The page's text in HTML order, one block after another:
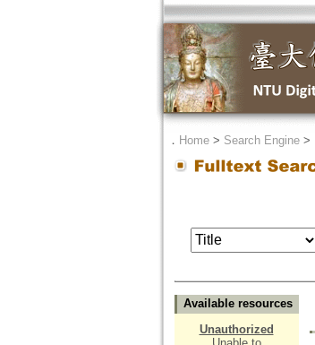
． Home> Search Engine>
Available resources
Unauthorized